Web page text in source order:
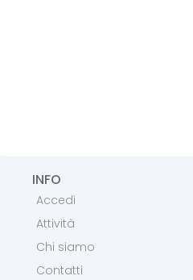
INFO
Accedi
Attività
Chi siamo
Contatti